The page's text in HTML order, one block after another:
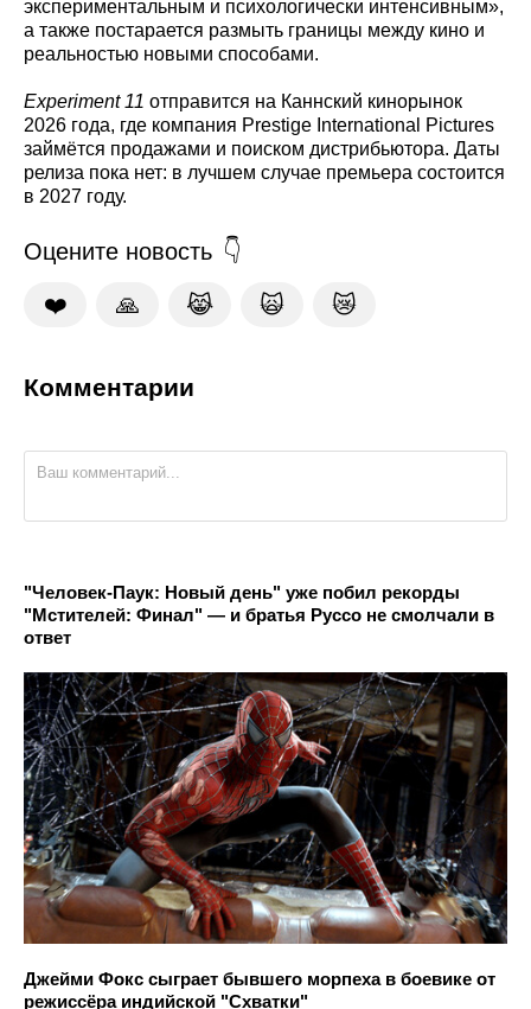
экспериментальным и психологически интенсивным»,
а также постарается размыть границы между кино и
реальностью новыми способами.
Experiment 11 отправится на Каннский кинорынок
2026 года, где компания Prestige International Pictures
займётся продажами и поиском дистрибьютора. Даты
релиза пока нет: в лучшем случае премьера состоится
в 2027 году.
Оцените новость
❤️ 🙏 😹 🙀 😿
Комментарии
"Человек-Паук: Новый день" уже побил рекорды
"Мстителей: Финал" — и братья Руссо не смолчали в
ответ
Джейми Фокс сыграет бывшего морпеха в боевике от
режиссёра индийской "Схватки"